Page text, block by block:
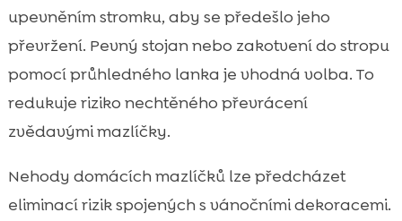
upevněním stromku, aby se předešlo jeho
převržení. Pevný stojan nebo zakotvení do stropu
pomocí průhledného lanka je vhodná volba. To
redukuje riziko nechtěného převrácení
zvědavými mazlíčky.
Nehody domácích mazlíčků lze předcházet
eliminací rizik spojených s vánočními dekoracemi.